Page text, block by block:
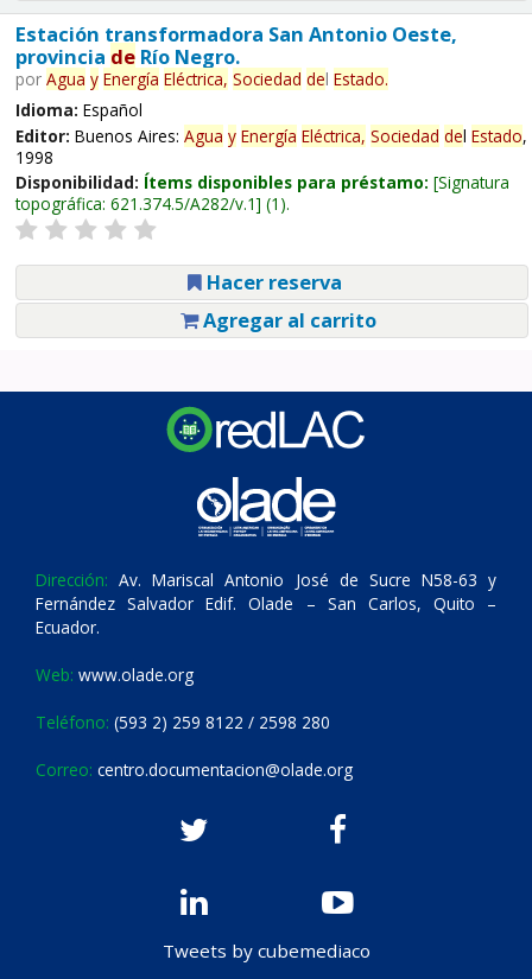
Estación transformadora San Antonio Oeste,
provincia deRío Negro.
por Agua y Energía Eléctrica, Sociedad del Estado.
Idioma: Español
Editor: Buenos Aires: Agua y Energía Eléctrica, Sociedad del Estado,
1998
Disponibilidad: Ítems disponibles para préstamo: Signatura
topográfica: 621.374.5/A282/v.1 (1).
Hacer reserva
Agregar al carrito
Dirección: Av. Mariscal Antonio José de Sucre N58-63 y
Fernández Salvador Edif. Olade – San Carlos, Quito –
Ecuador.
Web: www.olade.org
Teléfono: (593 2) 259 8122 / 2598 280
Correo: centro.documentacion@olade.org
Tweets by cubemediaco